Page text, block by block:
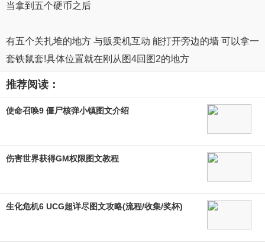
当拿到五个硬币之后
有五个关扎堆的地方 与贩卖机互动 能打开旁边的墙 可以拿一
套铁鼠套!具体位置就在刚从图4回图2的地方
推荐阅读：
使命召唤9 僵尸核弹小镇图文介绍
伤害世界获得GM权限图文教程
生化危机6 UCG超详尽图文攻略(流程/收集/奖杯)